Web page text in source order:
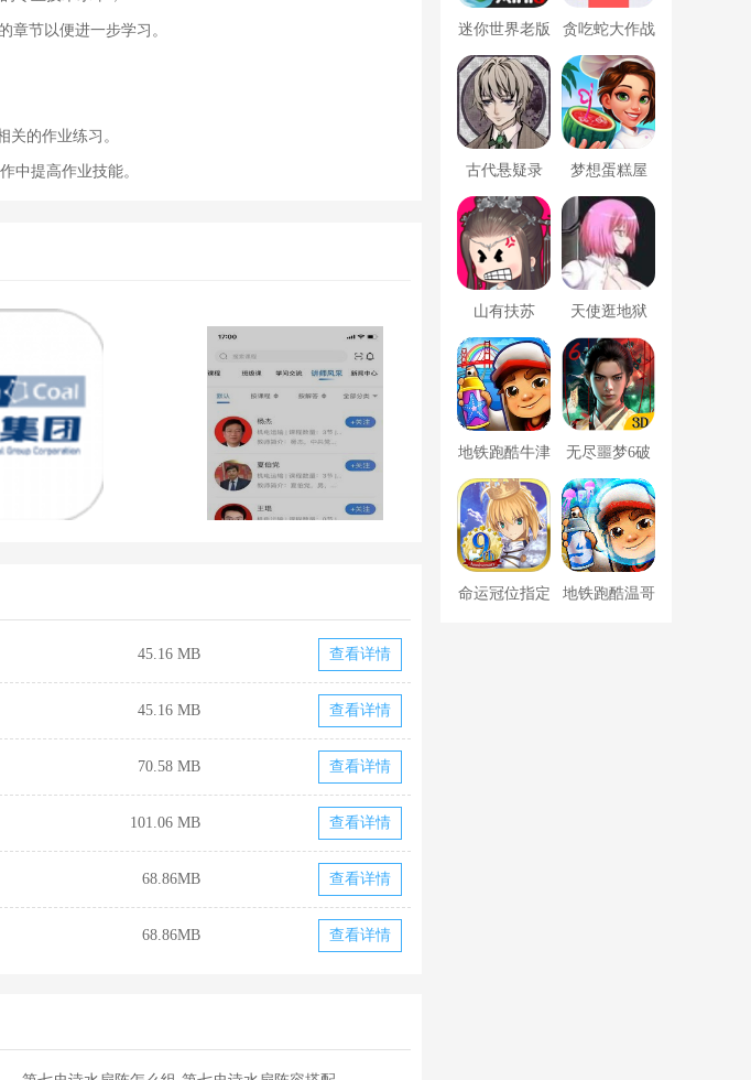
章节以便进一步学习。
的作业练习。
中提高作业技能。
45.16 MB 查看详情
45.16 MB 查看详情
70.58 MB 查看详情
101.06 MB 查看详情
68.86MB 查看详情
68.86MB 查看详情
迷你世界老版
本下载
贪吃蛇大作战
破解版
古代悬疑录 梦想蛋糕屋
山有扶苏 天使逛地狱
地铁跑酷牛津
版内置菜单
无尽噩梦6破
解版内置菜单
MOD修改器
命运冠位指定 地铁跑酷温哥